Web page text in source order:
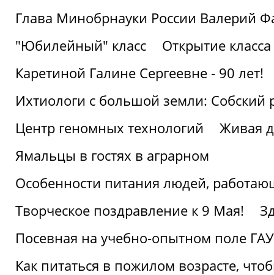
Глава Минобрнауки России Валерий
"Юбилейный" класс
Открытие
Каретиной Галине Сергеевне - 90 лет!
Ихтиологи с большой земли: Собский
Центр геномных технологий
Живая
Ямальцы в гостях в аграрном
Особенности питания людей,
Творческое поздравление к 9 Мая!
Посевная на учебно-опытном поле
Как питаться в пожилом возрасте,